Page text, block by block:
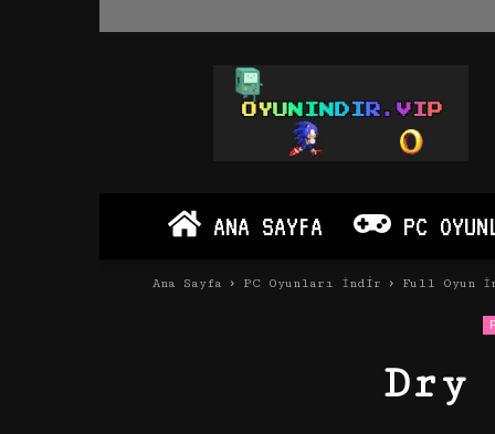
Oyun
İndir
PC
Android
ANA SAYFA PC
Ana Sayfa PC Oyunları İndir Full Oyun